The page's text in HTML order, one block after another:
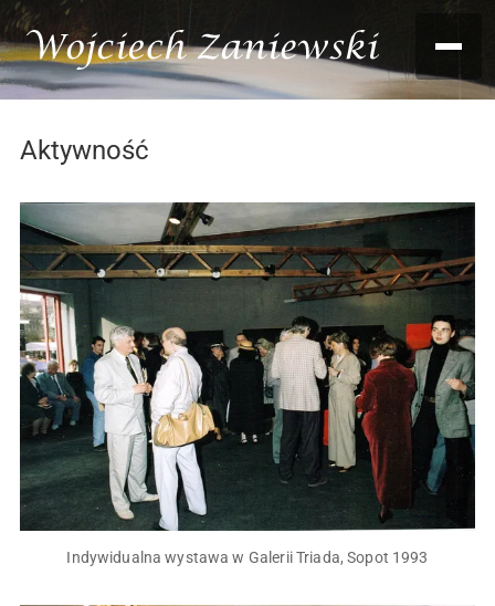
Aktywność
Indywidualna wystawa w Galerii Triada, Sopot 1993